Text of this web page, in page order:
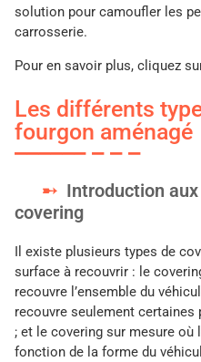
solution pour camoufler les
carrosserie.
Pour en savoir plus, cliquez
Les différents
fourgon aménagé
Introduction
covering
Il existe plusieurs types de
surface à recouvrir : le
recouvre l’ensemble du
recouvre seulement
; et le covering sur mesure où
fonction de la forme du